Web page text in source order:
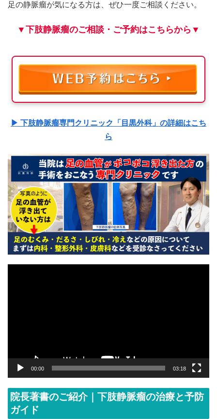
足の静脈瘤が気になる方は、ぜひ一度ご相談ください。
▼下肢静脈瘤のご相談・ご予約はこちらから▼
▶ 下肢静脈瘤専門クリニック「目黒外科」の詳細はこち
ら
00:00 03:18
院長著書のご紹介｜下肢静脈瘤の治療と予防
ガイド